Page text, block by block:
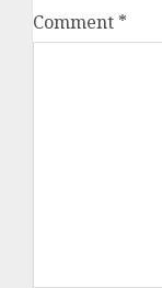
Comment *